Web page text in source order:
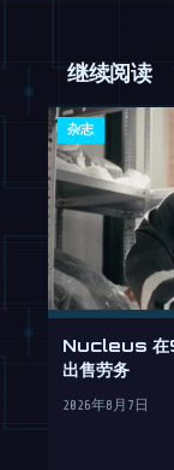
继续阅读
杂志
Nucleus 在
出售劳务
2026年8月7日